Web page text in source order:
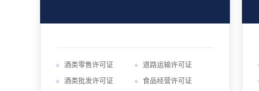
酒类零售许可证 道路运输许可证
酒类批发许可证 食品经营许可证